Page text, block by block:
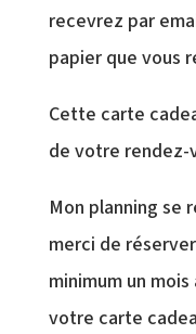
recevrez par
papier que vous
Cette carte
de votre rendez-
Mon planning se
merci de
minimum un
votre carte